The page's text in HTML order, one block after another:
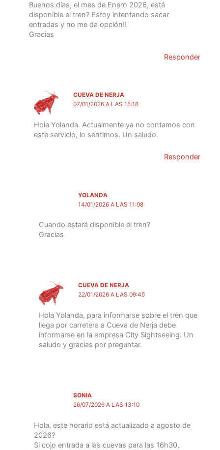
Buenos días, el mes de Enero 2026, está
disponible el tren? Estoy intentando sacar
entradas y no me da opción!!
Gracias
Responder
CUEVA DE NERJA
07/01/2026 A LAS 15:18
Hola Yolanda. Actualmente ya no contamos con
este servicio, lo sentimos. Un saludo.
Responder
YOLANDA
14/01/2026 A LAS 11:08
Cuando estará disponible el tren?
Gracias
CUEVA DE NERJA
22/01/2026 A LAS 09:45
Hola Yolanda, para informarse sobre el tren que
llega por carretera a Cueva de Nerja debe
informarse en la empresa City Sightseeing. Un
saludo y gracias por preguntar.
SONIA
26/07/2026 A LAS 13:10
Hola, este horario está actualizado a agosto de
2026?
Si cojo entrada a las cuevas para las 16h30,